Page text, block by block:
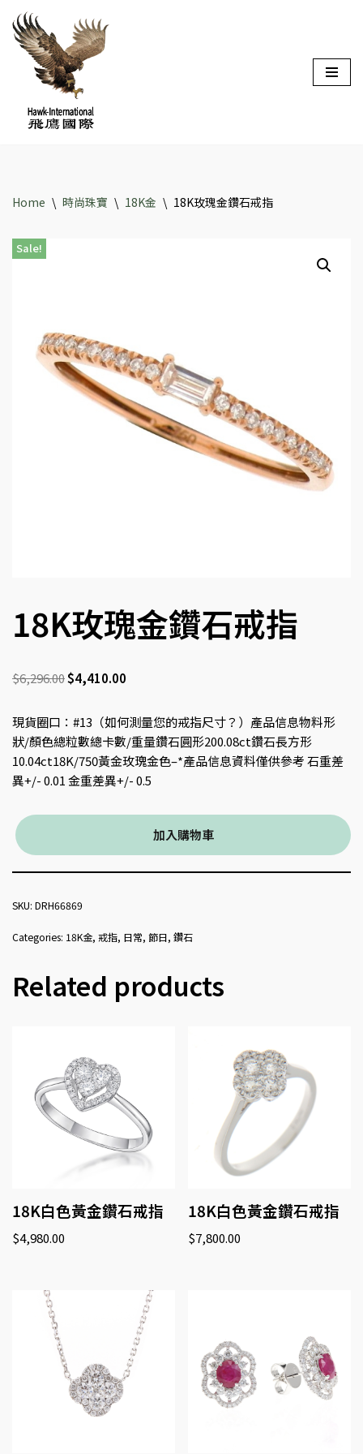
Skip
content
Home \ 時尚珠寶 \ 18K金 \ 18K玫瑰金鑽石戒指
Sale!
18K玫瑰金鑽石戒指
$6,296.00$4,410.00
現貨圈口：#13（如何測量您的戒指尺寸？）產品信息物料形
狀/顏色總粒數總卡數/重量鑽石圓形200.08ct鑽石長方形
10.04ct18K/750黃金玫瑰金色–*產品信息資料僅供參考 石重差
異+/- 0.01 金重差異+/- 0.5
加入購物車
SKU: DRH66869
Categories: 18K金, 戒指, 日常, 節日, 鑽石
Related products
18K白色黃金鑽石戒指
$4,980.00
18K白色黃金鑽石戒指
$7,800.00